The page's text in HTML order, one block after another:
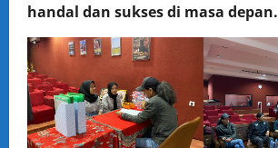
handal dan sukses di masa depan.